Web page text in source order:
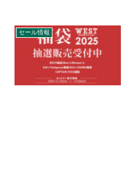
セール情報